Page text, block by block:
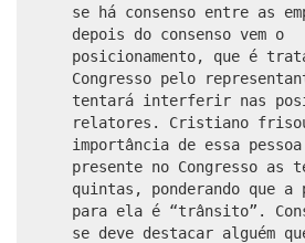
se há consenso entre as
depois do consenso vem o
posicionamento, que é
Congresso pelo
tentará interferir nas
relatores. Cristiano
importância de essa
presente no Congresso as
quintas, ponderando que a
para ela é “trânsito”.
se deve destacar alguém